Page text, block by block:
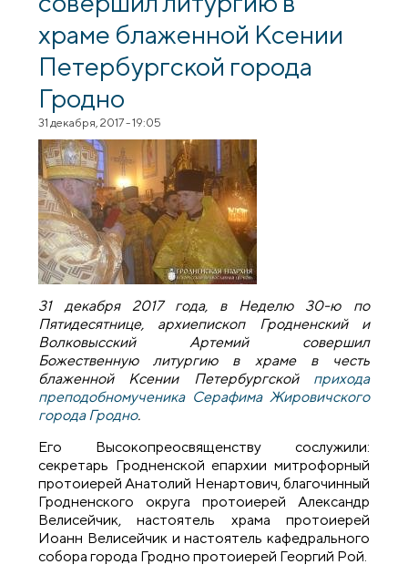
храме блаженной Ксении
Петербургской города
Гродно
31 декабря, 2017 - 19:05
31 декабря 2017 года, в Неделю 30-ю по
Пятидесятнице, архиепископ Гродненский и
Волковысский Артемий совершил
Божественную литургию в храме в честь
блаженной Ксении Петербургской прихода
преподобномученика Серафима Жировичского
города Гродно.
Его Высокопреосвященству сослужили:
секретарь Гродненской епархии митрофорный
протоиерей Анатолий Ненартович, благочинный
Гродненского округа протоиерей Александр
Велисейчик, настоятель храма протоиерей
Иоанн Велисейчик и настоятель кафедрального
собора города Гродно протоиерей Георгий Рой.